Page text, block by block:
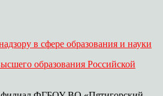
в сфере образования и науки
образования Российской